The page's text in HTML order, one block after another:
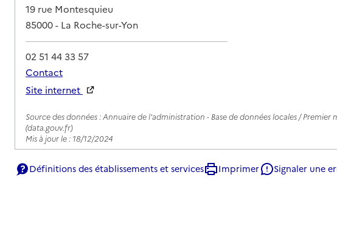
Adresse
19 rue Montesquieu
85000- La Roche-sur-Yon
02 51 44 33 57
Contact
Site internet
Source des données : Annuaire de l'administration - Base de données locales / Premier
(data.gouv.fr)
Mis à jour le : 18/12/2024
Définitions des établissements et services Imprimer Signaler une